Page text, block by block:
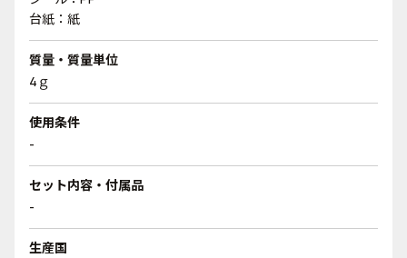
台紙：紙
質量・質量単位
4ｇ
使用条件
-
セット内容・付属品
-
生産国